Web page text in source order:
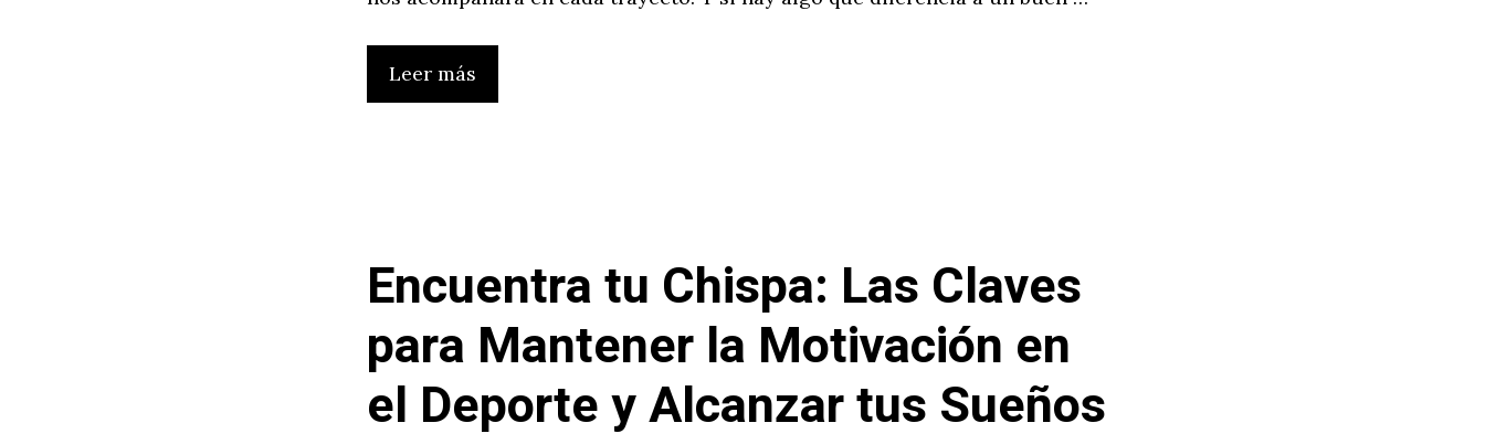
Leer más
Encuentra tu Chispa: Las Claves
para Mantener la Motivación en
el Deporte y Alcanzar tus Sueños